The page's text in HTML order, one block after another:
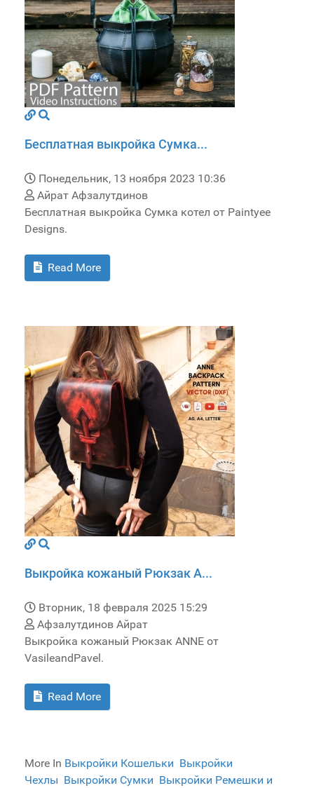
Бесплатная выкройка Сумка...
Понедельник, 13 ноября 2023 10:36
Айрат Афзалутдинов
Бесплатная выкройка Сумка котел от Paintyee
Designs.
Read More
Выкройка кожаный Рюкзак A...
Вторник, 18 февраля 2025 15:29
Афзалутдинов Айрат
Выкройка кожаный Рюкзак ANNE от
VasileandPavel.
Read More
More In Выкройки Кошельки Выкройки
Чехлы Выкройки Сумки Выкройки Ремешки и